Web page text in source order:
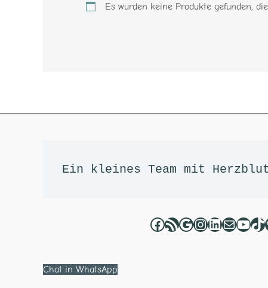
Es wurden keine Produkte gefunden,
Ein kleines Team mit
Chat in WhatsApp